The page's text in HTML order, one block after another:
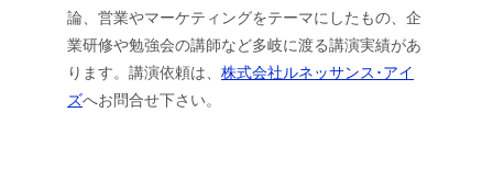
論、営業やマーケティングをテーマにしたもの、企
業研修や勉強会の講師など多岐に渡る講演実績があ
ります。講演依頼は、株式会社ルネッサンス･アイ
ズへお問合せ下さい。